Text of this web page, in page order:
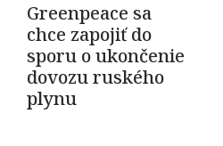
Greenpeace sa
chce zapojiť do
sporu o ukončenie
dovozu ruského
plynu